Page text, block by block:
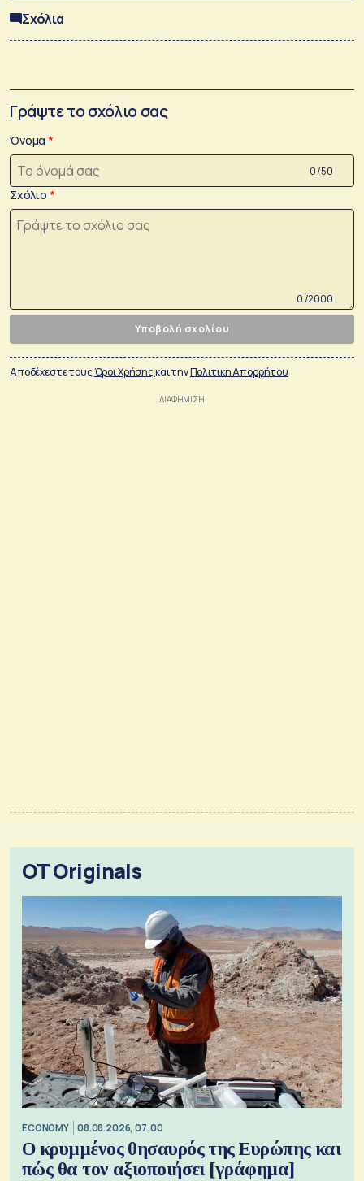
Σχόλια
Γράψτε το σχόλιο σας
Όνομα
0 /50
Σχόλιο
0 /2000
Υποβολή σχολίου
Αποδέχεστε τουςΌροι Χρήσηςκαι τηνΠολιτικη Απορρήτου
OT Originals
ECONOMY 08.08.2026, 07:00
Ο κρυμμένος θησαυρός της Ευρώπης και
πώς θα τον αξιοποιήσει [γράφημα]